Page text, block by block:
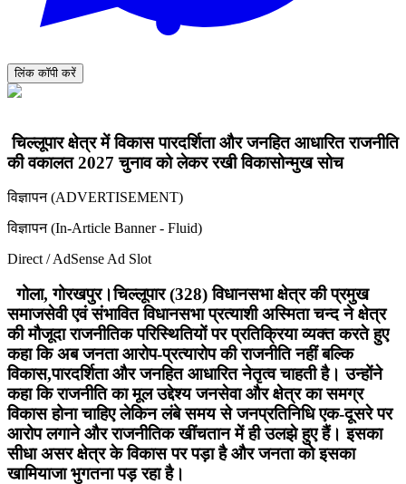
लिंक कॉपी करें
चिल्लूपार क्षेत्र में विकास पारदर्शिता और जनहित आधारित राजनीति
की वकालत 2027 चुनाव को लेकर रखी विकासोन्मुख सोच
विज्ञापन (ADVERTISEMENT)
विज्ञापन (In-Article Banner - Fluid)
Direct / AdSense Ad Slot
गोला, गोरखपुर।चिल्लूपार (328) विधानसभा क्षेत्र की प्रमुख
समाजसेवी एवं संभावित विधानसभा प्रत्याशी अस्मिता चन्द ने क्षेत्र
की मौजूदा राजनीतिक परिस्थितियों पर प्रतिक्रिया व्यक्त करते हुए
कहा कि अब जनता आरोप-प्रत्यारोप की राजनीति नहीं बल्कि
विकास,पारदर्शिता और जनहित आधारित नेतृत्व चाहती है। उन्होंने
कहा कि राजनीति का मूल उद्देश्य जनसेवा और क्षेत्र का समग्र
विकास होना चाहिए लेकिन लंबे समय से जनप्रतिनिधि एक-दूसरे पर
आरोप लगाने और राजनीतिक खींचतान में ही उलझे हुए हैं। इसका
सीधा असर क्षेत्र के विकास पर पड़ा है और जनता को इसका
खामियाजा भुगतना पड़ रहा है।